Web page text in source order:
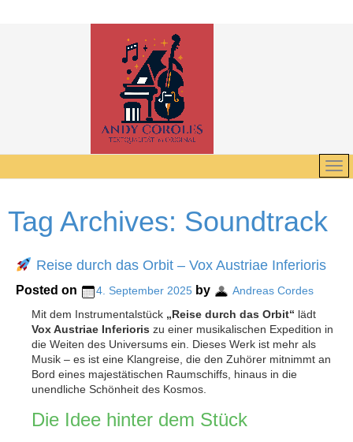
Tag Archives: Soundtrack
Reise durch das Orbit – Vox Austriae Inferioris
Posted on 4. September 2025 by
Andreas Cordes
Mit dem Instrumentalstück „Reise durch das Orbit“ lädt
Vox Austriae Inferioris zu einer musikalischen Expedition in
die Weiten des Universums ein. Dieses Werk ist mehr als
Musik – es ist eine Klangreise, die den Zuhörer mitnimmt an
Bord eines majestätischen Raumschiffs, hinaus in die
unendliche Schönheit des Kosmos.
Die Idee hinter dem Stück